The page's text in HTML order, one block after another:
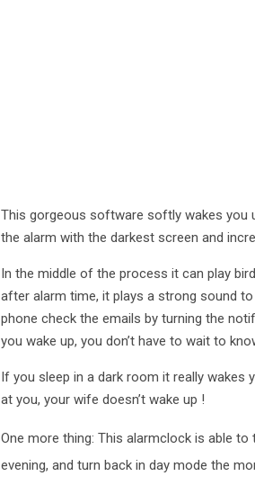
This gorgeous software softly wakes you
the alarm with the darkest screen and
In the middle of the process it can play
after alarm time, it plays a strong sound
phone check the emails by turning the
you wake up, you don’t have to wait to
If you sleep in a dark room it really wakes
at you, your wife doesn’t wake up !
One more thing: This alarmclock is able
evening, and turn back in day mode the